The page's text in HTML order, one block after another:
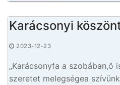
Karácsonyi
2023-12-23
„Karácsonyfa a szobában,ő
szeretet melegségea